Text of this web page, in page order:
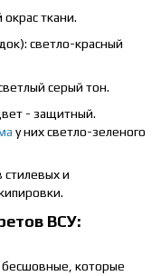
ткани.
светло-красный
серый тон.
- защитный.
у них светло-зеленого
и
ВСУ:
которые